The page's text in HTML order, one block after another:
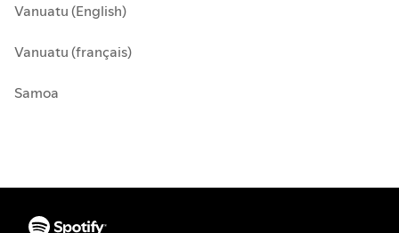
Vanuatu (English)
Vanuatu (français)
Samoa